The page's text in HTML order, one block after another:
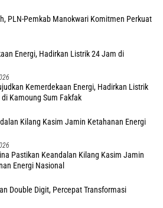
PLN-Pemkab Manokwari Komitmen Perkuat
Kemerdekaan Energi, Hadirkan Listrik
Kamoung Sum Fakfak
Pastikan Keandalan Kilang Kasim Jamin
Energi Nasional